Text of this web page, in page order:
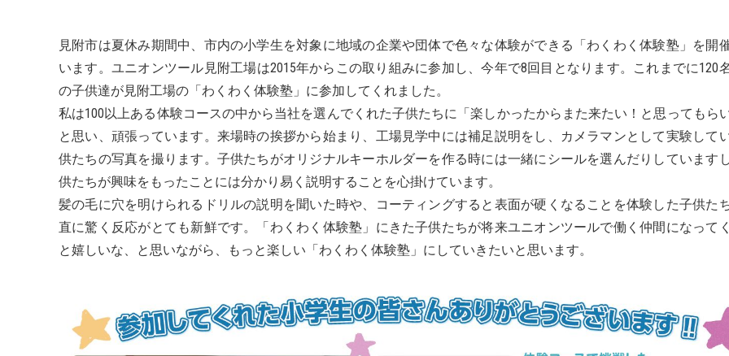
見附市は夏休み期間中、市内の小学生を対象に地域の企業や団体で色々な体験ができる「わくわく体験塾」を開
います。ユニオンツール見附工場は2015年からこの取り組みに参加し、今年で8回目となります。これまでに120
の子供達が見附工場の「わくわく体験塾」に参加してくれました。
私は100以上ある体験コースの中から当社を選んでくれた子供たちに「楽しかったからまた来たい！と思ってもら
と思い、頑張っています。来場時の挨拶から始まり、工場見学中には補足説明をし、カメラマンとして実験して
供たちの写真を撮ります。子供たちがオリジナルキーホルダーを作る時には一緒にシールを選んだりしています
供たちが興味をもったことには分かり易く説明することを心掛けています。
髪の毛に穴を明けられるドリルの説明を聞いた時や、コーティングすると表面が硬くなることを体験した子供た
直に驚く反応がとても新鮮です。「わくわく体験塾」にきた子供たちが将来ユニオンツールで働く仲間になって
と嬉しいな、と思いながら、もっと楽しい「わくわく体験塾」にしていきたいと思います。